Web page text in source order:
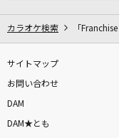
カラオケ検索 「
サイトマップ
お問い合わせ
DAM
DAM★とも